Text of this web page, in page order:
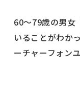
60～79歳の男女
いることがわか
ーチャーフォン